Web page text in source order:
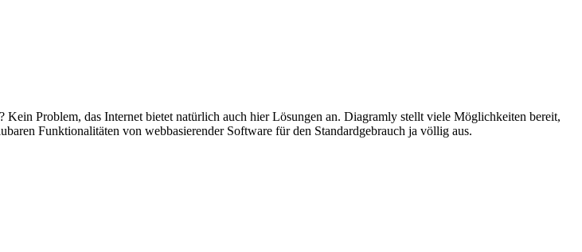
Problem, das Internet bietet natürlich auch hier Lösungen an. Diagramly stellt viele Möglichkeiten bereit,
Funktionalitäten von webbasierender Software für den Standardgebrauch ja völlig aus.